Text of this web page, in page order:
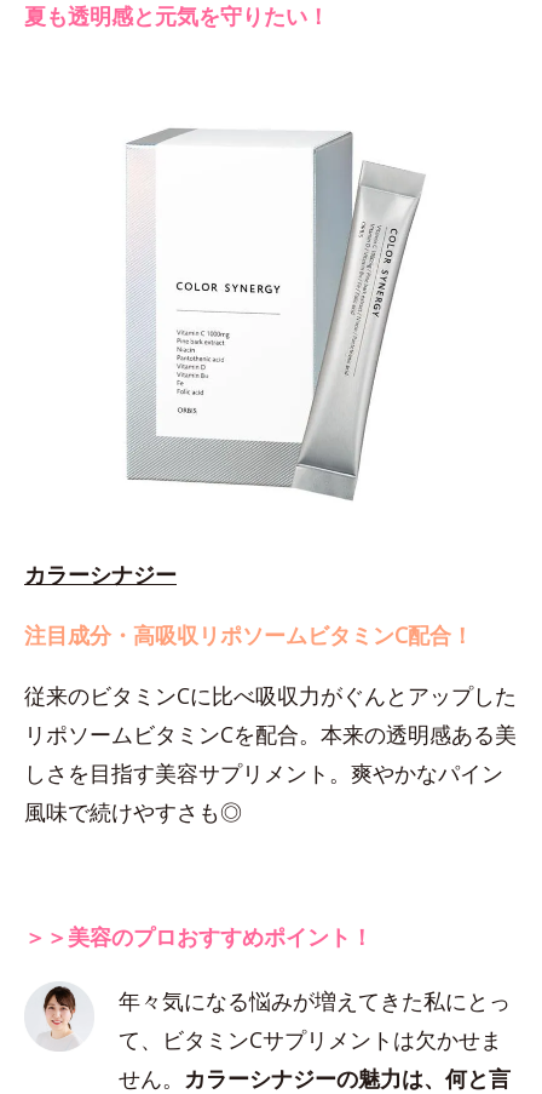
夏も透明感と元気を守りたい！
カラーシナジー
注目成分・高吸収リポソームビタミンC配合！
従来のビタミンCに比べ吸収力がぐんとアップした
リポソームビタミンCを配合。本来の透明感ある美
しさを目指す美容サプリメント。爽やかなパイン
風味で続けやすさも◎
＞＞美容のプロおすすめポイント！
年々気になる悩みが増えてきた私にとっ
て、ビタミンCサプリメントは欠かせま
せん。 カラーシナジーの魅力は、何と言